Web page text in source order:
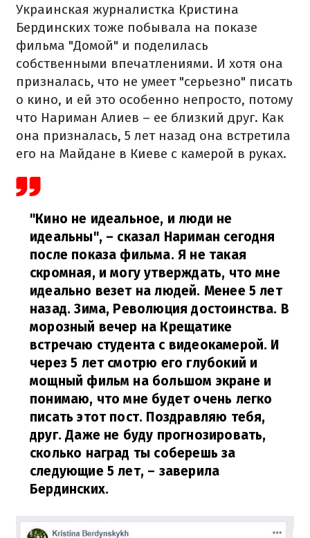
Украинская журналистка Кристина
Бердинских тоже побывала на показе
фильма "Домой" и поделилась
собственными впечатлениями. И хотя она
призналась, что не умеет "серьезно" писать
о кино, и ей это особенно непросто, потому
что Нариман Алиев – ее близкий друг. Как
она призналась, 5 лет назад она встретила
его на Майдане в Киеве с камерой в руках.
"Кино не идеальное, и люди не
идеальны", – сказал Нариман сегодня
после показа фильма. Я не такая
скромная, и могу утверждать, что мне
идеально везет на людей. Менее 5 лет
назад. Зима, Революция достоинства. В
морозный вечер на Крещатике
встречаю студента с видеокамерой. И
через 5 лет смотрю его глубокий и
мощный фильм на большом экране и
понимаю, что мне будет очень легко
писать этот пост. Поздравляю тебя,
друг. Даже не буду прогнозировать,
сколько наград ты соберешь за
следующие 5 лет, – заверила
Бердинских.